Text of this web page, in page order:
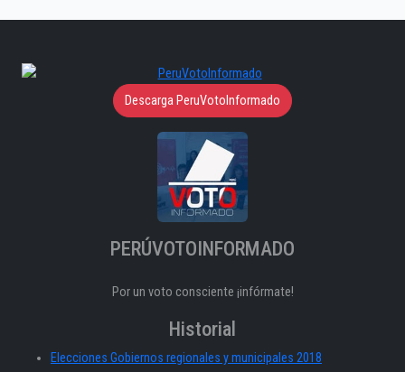
Descarga PeruVotoInformado
PERÚVOTOINFORMADO
Por un voto consciente ¡infórmate!
Historial
Elecciones Gobiernos regionales y municipales 2018